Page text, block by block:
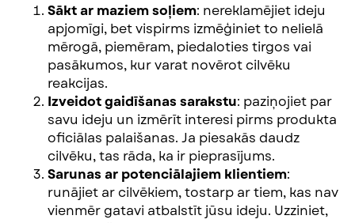
Sākt ar maziem soļiem: nereklamējiet ideju
apjomīgi, bet vispirms izmēģiniet to nelielā
mērogā, piemēram, piedaloties tirgos vai
pasākumos, kur varat novērot cilvēku
reakcijas.
Izveidot gaidīšanas sarakstu: paziņojiet par
savu ideju un izmērīt interesi pirms produkta
oficiālas palaišanas. Ja piesakās daudz
cilvēku, tas rāda, ka ir pieprasījums.
Sarunas ar potenciālajiem klientiem:
runājiet ar cilvēkiem, tostarp ar tiem, kas nav
vienmēr gatavi atbalstīt jūsu ideju. Uzziniet,